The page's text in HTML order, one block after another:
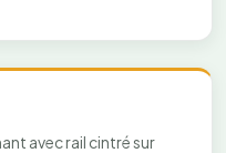
avec rail cintré sur